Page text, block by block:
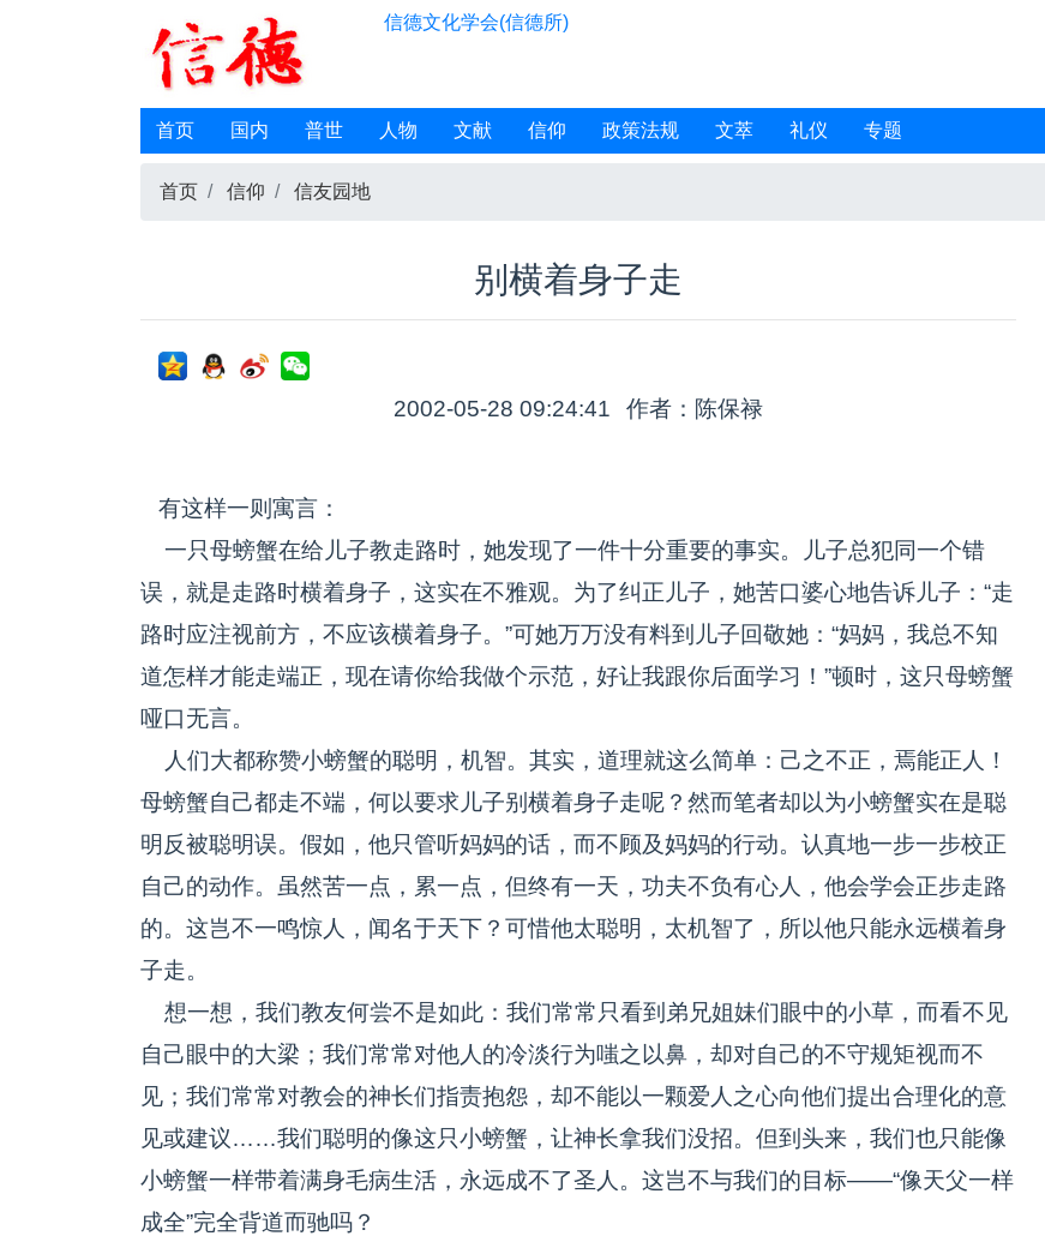
信德文化学会(信德所)
首页 国内 普世 人物 文献 信仰 政策法规 文萃 礼仪 专题
首页 信仰 信友园地
别横着身子走
2002-05-28 09:24:41 作者：陈保禄
有这样一则寓言：
一只母螃蟹在给儿子教走路时，她发现了一件十分重要的事实。儿子总犯同一个错
误，就是走路时横着身子，这实在不雅观。为了纠正儿子，她苦口婆心地告诉儿子：“走
路时应注视前方，不应该横着身子。”可她万万没有料到儿子回敬她：“妈妈，我总不知
道怎样才能走端正，现在请你给我做个示范，好让我跟你后面学习！”顿时，这只母螃蟹
哑口无言。
人们大都称赞小螃蟹的聪明，机智。其实，道理就这么简单：己之不正，焉能正人！
母螃蟹自己都走不端，何以要求儿子别横着身子走呢？然而笔者却以为小螃蟹实在是聪
明反被聪明误。假如，他只管听妈妈的话，而不顾及妈妈的行动。认真地一步一步校正
自己的动作。虽然苦一点，累一点，但终有一天，功夫不负有心人，他会学会正步走路
的。这岂不一鸣惊人，闻名于天下？可惜他太聪明，太机智了，所以他只能永远横着身
子走。
想一想，我们教友何尝不是如此：我们常常只看到弟兄姐妹们眼中的小草，而看不见
自己眼中的大梁；我们常常对他人的冷淡行为嗤之以鼻，却对自己的不守规矩视而不
见；我们常常对教会的神长们指责抱怨，却不能以一颗爱人之心向他们提出合理化的意
见或建议……我们聪明的像这只小螃蟹，让神长拿我们没招。但到头来，我们也只能像
小螃蟹一样带着满身毛病生活，永远成不了圣人。这岂不与我们的目标——“像天父一样
成全”完全背道而驰吗？